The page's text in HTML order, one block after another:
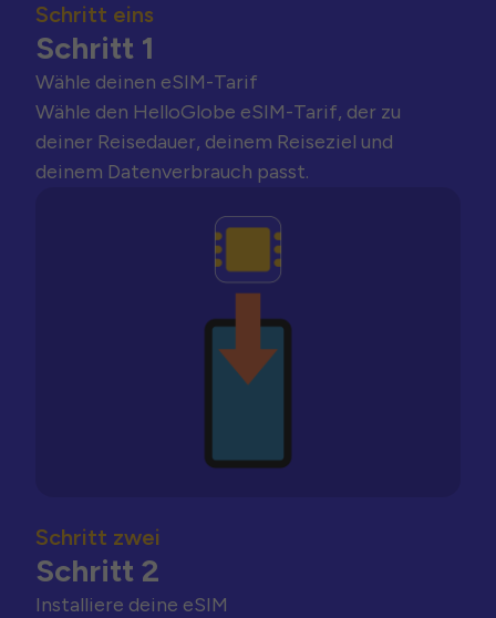
Schritt eins
Schritt 1
Wähle deinen eSIM-Tarif
Wähle den HelloGlobe eSIM-Tarif, der zu
deiner Reisedauer, deinem Reiseziel und
deinem Datenverbrauch passt.
Schritt zwei
Schritt 2
Installiere deine eSIM